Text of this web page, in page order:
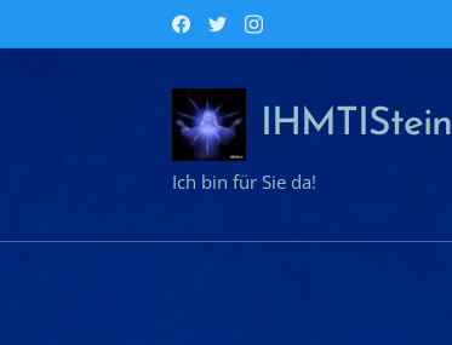
IHMTIStein
Ich bin für Sie da!